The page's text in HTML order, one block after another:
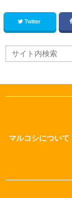
Twitter
マルコシについて